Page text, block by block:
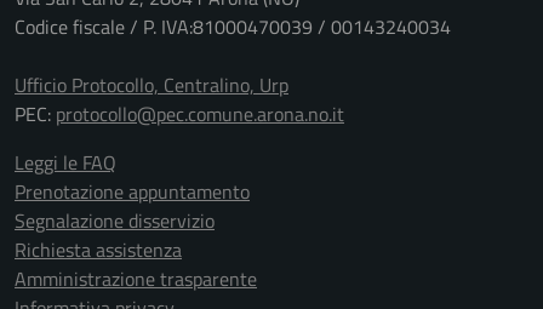
Codice fiscale / P. IVA:81000470039 / 00143240034
Ufficio Protocollo, Centralino, Urp
PEC: protocollo@pec.comune.arona.no.it
Leggi le FAQ
Prenotazione appuntamento
Segnalazione disservizio
Richiesta assistenza
Amministrazione trasparente